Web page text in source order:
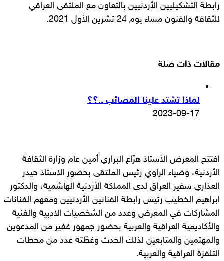
رابطة التشكيليين الأردنيين بالتعاون مع الملتقى العراقي
للثقافة والفنون مساء يوم 24 تشرين الأول 2021.
مقالات ذات صلة
لماذا تشتد علينا المصائب ..؟؟
2023-09-17
افتتح المعرض الأستاذ هزّاع البراري أمين عام وزارة الثقافة
الأردنية، وضياء الراوي رئيس الملتقى بحضور الاستاذ حيدر
العذاري سفير العراق لدى المملكة الأردنية الهاشمية، والدكتور
ابراهيم الخطيب رئيس رابطة الفنانين الأردنيين ومعهم الفنانات
المشاركات في المعرض وعدد من الشخصيات الادبية والفنية
والأكاديمية العراقية والعربية بحضور جمهور غفير من المدعوين
والمهتمين والمتابعين لذلك الحدث وغطّته عدد من محطات
التلفزة العراقية والعربية.